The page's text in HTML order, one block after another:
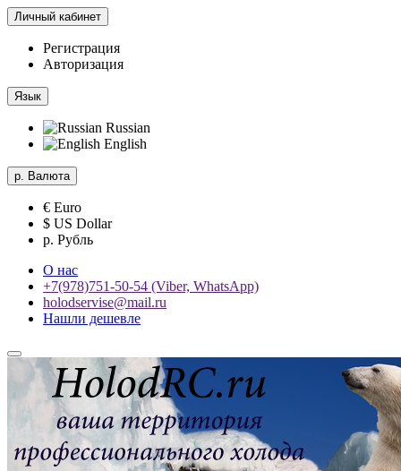
Личный кабинет
Регистрация
Авторизация
Язык
Russian
English
р. Валюта
€ Euro
$ US Dollar
р. Рубль
О нас
+7(978)751-50-54 (Viber, WhatsApp)
holodservise@mail.ru
Нашли дешевле